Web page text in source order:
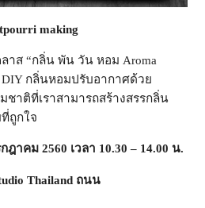
making
าส “กลิ่น พัน วัน หอม Aroma
DIY กลิ่นหอมปรับอากาศด้วย
าติที่เราสามารถสร้างสรรกลิ่น
ถูกใจ
าคม 2560 เวลา 10.30 – 14.00 น.
Thailand ถนน